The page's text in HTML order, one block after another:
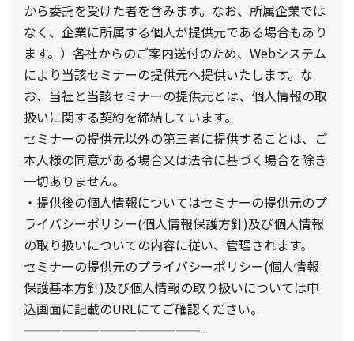
から委託を受けた者を含みます。なお、所属企業では
なく、企業に所属する個人が提供元である場合もあり
ます。）各社からのご案内送付のため、Webシステム
により当該セミナーの提供元へ提供いたします。な
お、当社と当該セミナーの提供元とは、個人情報の取
扱いに関する契約を締結しています。
セミナーの提供元以外の第三者に提供することは、ご
本人様の同意がある場合又は法令に基づく場合を除き
一切ありません。
・提供後の個人情報についてはセミナーの提供元のプ
ライバシーポリシー(個人情報保護方針)及び個人情報
の取り扱いについての内容に従い、管理されます。
セミナーの提供元のプライバシーポリシー(個人情報
保護基本方針)及び個人情報の取り扱いについては申
込画面に記載のURLにてご確認ください。
——————————————-